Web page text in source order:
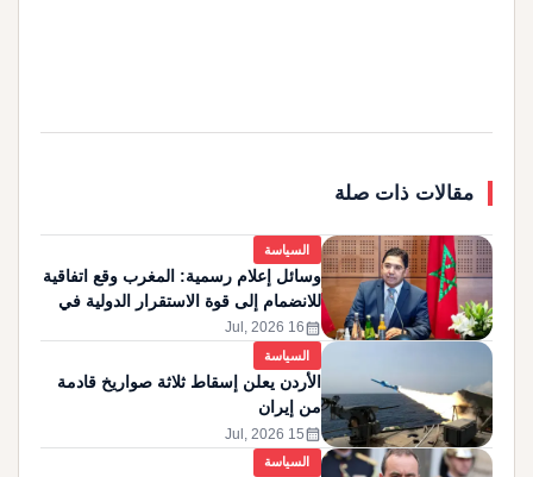
مقالات ذات صلة
السياسة
وسائل إعلام رسمية: المغرب وقع اتفاقية
للانضمام إلى قوة الاستقرار الدولية في
غزة
calendar_month
16 Jul, 2026
السياسة
الأردن يعلن إسقاط ثلاثة صواريخ قادمة
من إيران
calendar_month
15 Jul, 2026
السياسة